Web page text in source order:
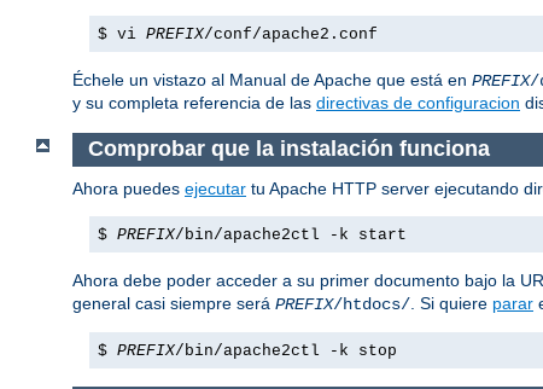
$ vi PREFIX/conf/apache2.conf
Échele un vistazo al Manual de Apache que está en PREFIX/
y su completa referencia de las directivas de configuracion
Comprobar que la instalación funciona
Ahora puedes ejecutar tu Apache HTTP server ejecutando
$ PREFIX/bin/apache2ctl -k start
Ahora debe poder acceder a su primer documento bajo la
general casi siempre será PREFIX/htdocs/ . Si quiere parar
$ PREFIX/bin/apache2ctl -k stop